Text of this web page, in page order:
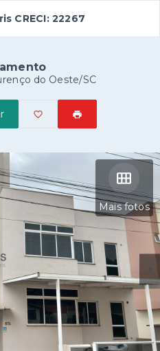
CRECI: 22267
do Oeste/SC
Mais fotos